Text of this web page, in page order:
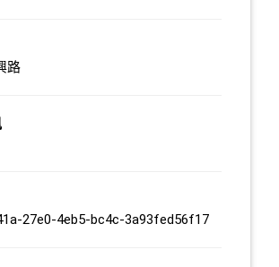
路
27e0-4eb5-bc4c-3a93fed56f17